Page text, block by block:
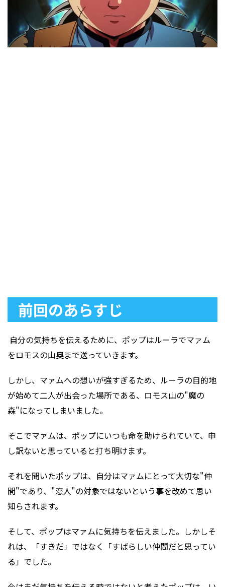
前回のあらすじ
自分の気持ちを伝えるために、ポップはルーラでマァム
をロモスの山奥まで送っていきます。
しかし、マァムへの想いが強すぎるため、ルーラの目的地
が始めて二人が出会った場所である、ロモス山の"魔の
森"になってしまいました。
そこでマァムは、ポップにいつも命を助けられていて、申
し訳ないと思っていると打ち明けます。
それを聞いたポップは、自分はマァムにとって大切な"仲
間"であり、"恋人"の対象ではないという事を改めて思い
知らされます。
そして、ポップはマァムに気持ちを伝えました。しかしそ
れは、「すきだ」ではなく「すばらしい仲間だと思ってい
る」でした。